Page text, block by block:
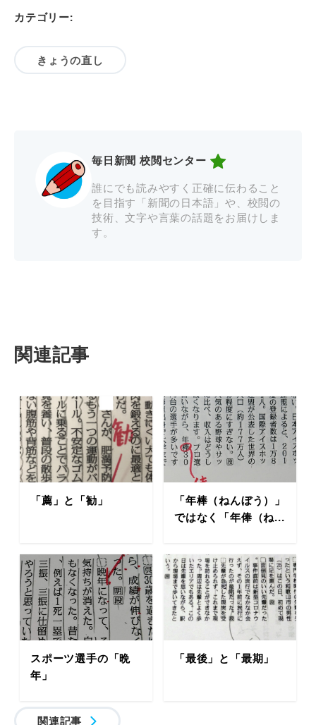
カテゴリー:
きょうの直し
毎日新聞 校閲センター
誰にでも読みやすく正確に伝わること
を目指す「新聞の日本語」や、校閲の
技術、文字や言葉の話題をお届けしま
す。
関連記事
「薦」と「勧」
「年棒（ねんぼう）」
ではなく「年俸（ね...
スポーツ選手の「晩
年」
「最後」と「最期」
関連記事